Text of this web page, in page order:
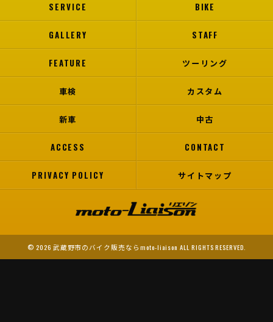
SERVICE BIKE
GALLERY STAFF
FEATURE ツーリング
車検 カスタム
新車 中古
ACCESS CONTACT
PRIVACY POLICY サイトマップ
© 2026 武蔵野市のバイク販売ならmoto-liaison ALL RIGHTS RESERVED.